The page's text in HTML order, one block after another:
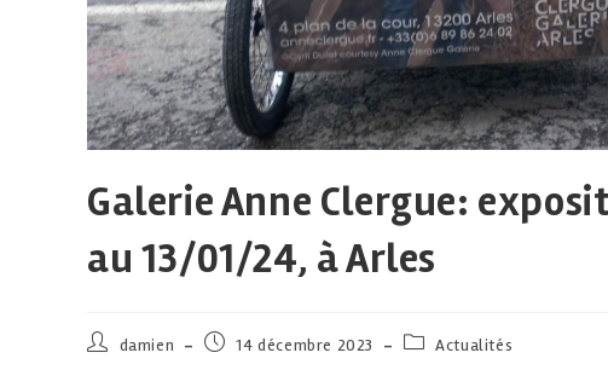
Galerie Anne Clergue:
au 13/01/24, à Arles
damien 14 décembre 2023 Actualités